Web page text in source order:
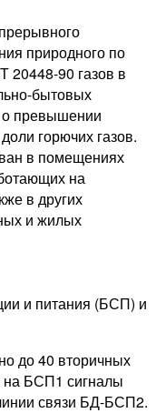
природного по
20448-90 газов в
бытовых
о превышении
горючих газов.
в помещениях
на
в других
и жилых
и питания (БСП) и
до 40 вторичных
БСП1 сигналы
связи БД-БСП2.